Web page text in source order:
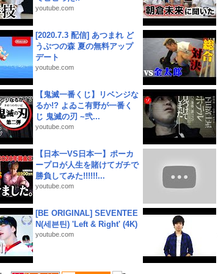
youtube.com
[2020.7.3 配信] あつまれ ど
うぶつの森 夏の無料アップ
デート
youtube.com
【鬼滅一番くじ】リベンジな
るか!? よゐこ有野が一番く
じ 鬼滅の刃 ~弐...
youtube.com
【日本一VS日本一】ポーカ
ープロが人生を賭けてガチで
勝負してみた!!!!!!...
youtube.com
[BE ORIGINAL] SEVENTEE
N(세븐틴) 'Left & Right' (4K)
youtube.com